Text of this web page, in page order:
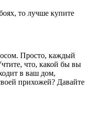
то лучше купите
Просто, каждый
что, какой бы вы
в ваш дом,
прихожей? Давайте